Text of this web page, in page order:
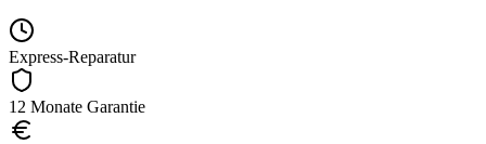
Express-Reparatur
12 Monate Garantie